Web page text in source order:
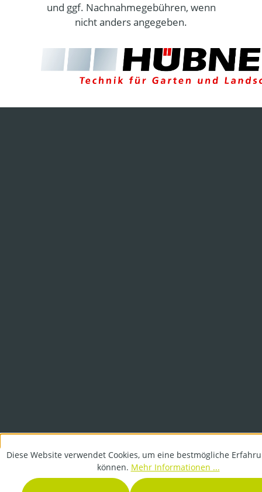
und ggf. Nachnahmegebühren, wenn
nicht anders angegeben.
Diese Website verwendet Cookies, um eine bestmögliche
können. Mehr Informationen ...